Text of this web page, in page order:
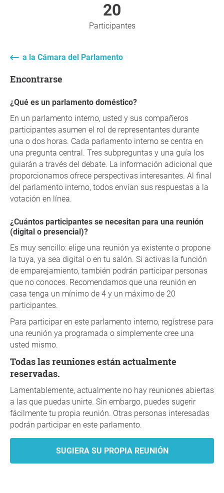
20
Participantes
a la Cámara del Parlamento
Encontrarse
¿Qué es un parlamento doméstico?
En un parlamento interno, usted y sus compañeros
participantes asumen el rol de representantes durante
una o dos horas. Cada parlamento interno se centra en
una pregunta central. Tres subpreguntas y una guía los
guiarán a través del debate. La información adicional que
proporcionamos ofrece perspectivas interesantes. Al final
del parlamento interno, todos envían sus respuestas a la
votación en línea.
¿Cuántos participantes se necesitan para una reunión
(digital o presencial)?
Es muy sencillo: elige una reunión ya existente o propone
la tuya, ya sea digital o en tu salón. Si activas la función
de emparejamiento, también podrán participar personas
que no conoces. Recomendamos que una reunión en
casa tenga un mínimo de 4 y un máximo de 20
participantes.
Para participar en este parlamento interno, regístrese para
una reunión ya programada o simplemente cree una
usted mismo.
Todas las reuniones están actualmente
reservadas.
Lamentablemente, actualmente no hay reuniones abiertas
a las que puedas unirte. Sin embargo, puedes sugerir
fácilmente tu propia reunión. Otras personas interesadas
podrán participar en este parlamento.
SUGIERA SU PROPIA REUNIÓN